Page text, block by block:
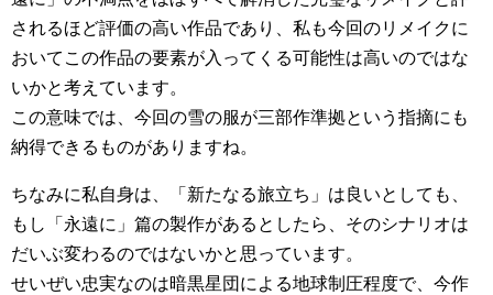
されるほど評価の高い作品であり、私も今回のリメイクに
おいてこの作品の要素が入ってくる可能性は高いのではな
いかと考えています。
この意味では、今回の雪の服が三部作準拠という指摘にも
納得できるものがありますね。
ちなみに私自身は、「新たなる旅立ち」は良いとしても、
もし「永遠に」篇の製作があるとしたら、そのシナリオは
だいぶ変わるのではないかと思っています。
せいぜい忠実なのは暗黒星団による地球制圧程度で、今作